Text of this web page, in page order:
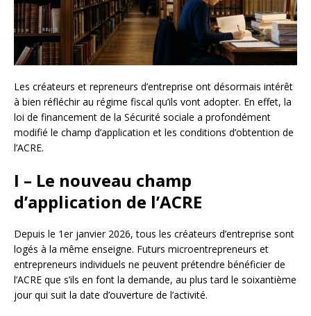
Les créateurs et repreneurs d’entreprise ont désormais intérêt
à bien réfléchir au régime fiscal qu’ils vont adopter. En effet, la
loi de financement de la Sécurité sociale a profondément
modifié le champ d’application et les conditions d’obtention de
l’ACRE.
I – Le nouveau champ
d’application de l’ACRE
Depuis le 1er janvier 2026, tous les créateurs d’entreprise sont
logés à la même enseigne. Futurs microentrepreneurs et
entrepreneurs individuels ne peuvent prétendre bénéficier de
l’ACRE que s’ils en font la demande, au plus tard le soixantième
jour qui suit la date d’ouverture de l’activité.